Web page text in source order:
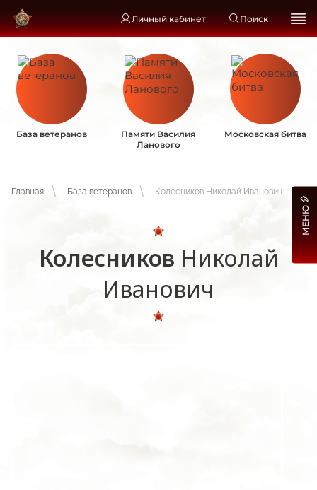
Личный кабинет Поиск
База ветеранов
Памяти Василия
Ланового
Московская битва
Главная База ветеранов Колесников Николай Иванович
Колесников Николай
Иванович
МЕНЮ